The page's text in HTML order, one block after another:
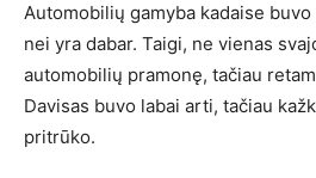
Automobilių gamyba kadaise
nei yra dabar. Taigi, ne vienas
automobilių pramonę, tačiau
Davisas buvo labai arti, tačiau
pritrūko.